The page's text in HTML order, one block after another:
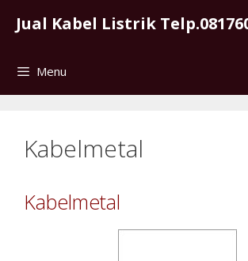
Jual Kabel Listrik
Menu
Kabelmetal
Kabelmetal